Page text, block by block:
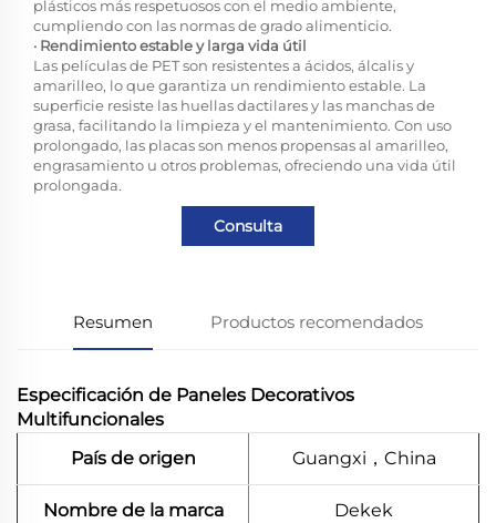
plásticos más respetuosos con el medio ambiente,
cumpliendo con las normas de grado alimenticio.
· Rendimiento estable y larga vida útil
Las películas de PET son resistentes a ácidos, álcalis y
amarilleo, lo que garantiza un rendimiento estable. La
superficie resiste las huellas dactilares y las manchas de
grasa, facilitando la limpieza y el mantenimiento. Con uso
prolongado, las placas son menos propensas al amarilleo,
engrasamiento u otros problemas, ofreciendo una vida útil
prolongada.
Consulta
Resumen Productos recomendados
Especificación de Paneles Decorativos
Multifuncionales
País de origen
Guangxi，China
Nombre de la marca Dekek